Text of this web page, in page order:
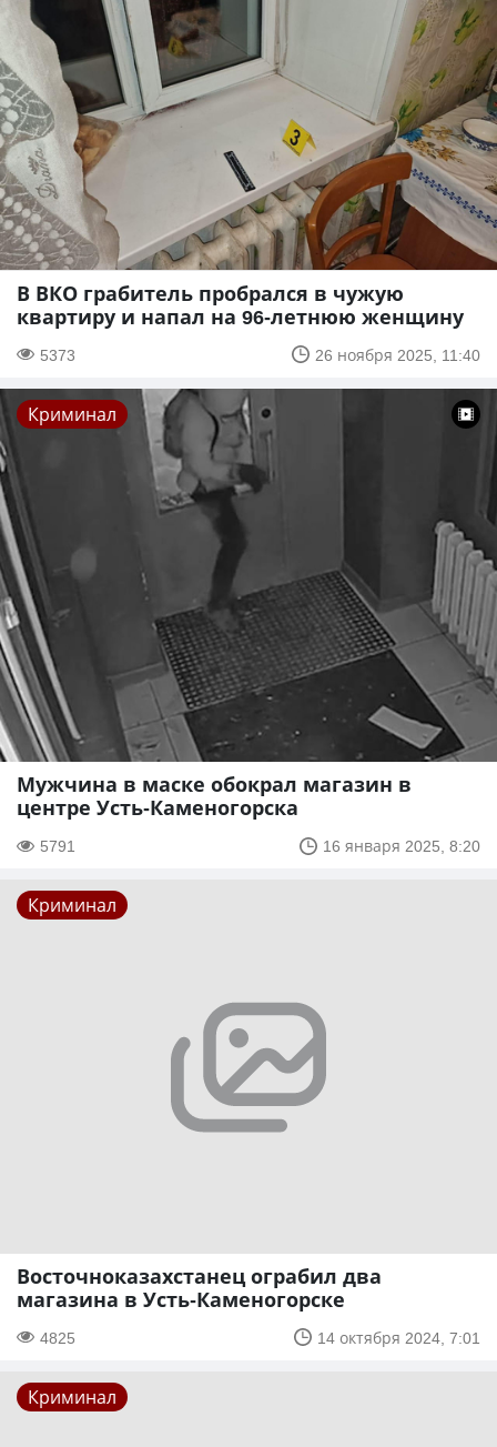
В ВКО грабитель пробрался в чужую
квартиру и напал на 96-летнюю женщину
5373 26 ноября 2025, 11:40
Криминал
Мужчина в маске обокрал магазин в
центре Усть-Каменогорска
5791 16 января 2025, 8:20
Криминал
Восточноказахстанец ограбил два
магазина в Усть-Каменогорске
4825 14 октября 2024, 7:01
Криминал